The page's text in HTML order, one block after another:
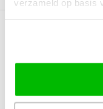
verzameld op basis
0Reviews